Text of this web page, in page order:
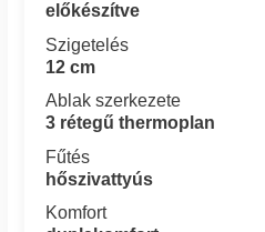
előkészítve
Szigetelés
12 cm
Ablak szerkezete
3 rétegű thermoplan
Fűtés
hőszivattyús
Komfort